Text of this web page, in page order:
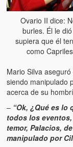
La burla del
Chavez “such a
Los niños de
Venezuela)
Luis y El
Puente
Radio
de Chávez
Victimas del 11
Ovario II dice:
burles. Él le
supiera que él
como
Mario Silva
siendo manipulado
acerca de su
– “Ok, ¿Qué es
todos los
temor, Palacios,
manipulado por